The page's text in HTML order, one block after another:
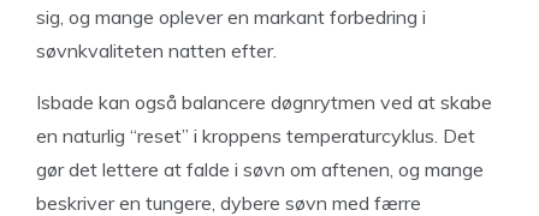
sig, og mange oplever en markant forbedring i
søvnkvaliteten natten efter.
Isbade kan også balancere døgnrytmen ved at skabe
en naturlig “reset” i kroppens temperaturcyklus. Det
gør det lettere at falde i søvn om aftenen, og mange
beskriver en tungere, dybere søvn med færre